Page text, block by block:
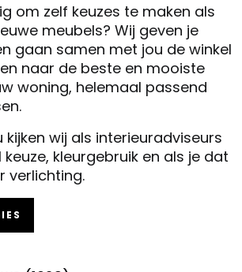
om zelf keuzes te maken als
meubels? Wij geven je
gaan samen met jou de winkel
naar de beste en mooiste
woning, helemaal passend
kijken wij als interieuradviseurs
kleurgebruik en als je dat
verlichting.